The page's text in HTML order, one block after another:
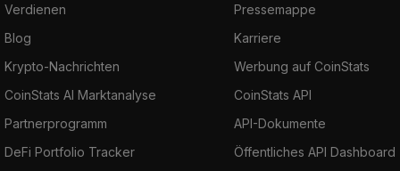
Verdienen
Blog
Krypto-Nachrichten
CoinStats AI Marktanalyse
Partnerprogramm
DeFi Portfolio Tracker
Pressemappe
Karriere
Werbung auf CoinStats
CoinStats API
API-Dokumente
Öffentliches API Dashboard